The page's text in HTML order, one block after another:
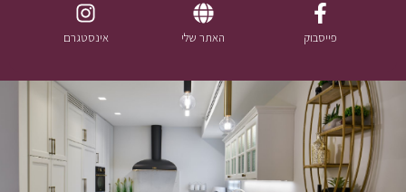
פייסבוק האתר שלי אינסטגרם